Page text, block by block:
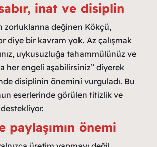
inat ve disiplin
zorluklarına değinen Kökçü,
diye bir kavram yok. Az çalışmak
uykusuzluğa tahammülünüz ve
her engeli aşabilirsiniz” diyerek
disiplinin önemini vurguladı. Bu
eserlerinde görülen titizlik ve
destekliyor.
paylaşımın önemi